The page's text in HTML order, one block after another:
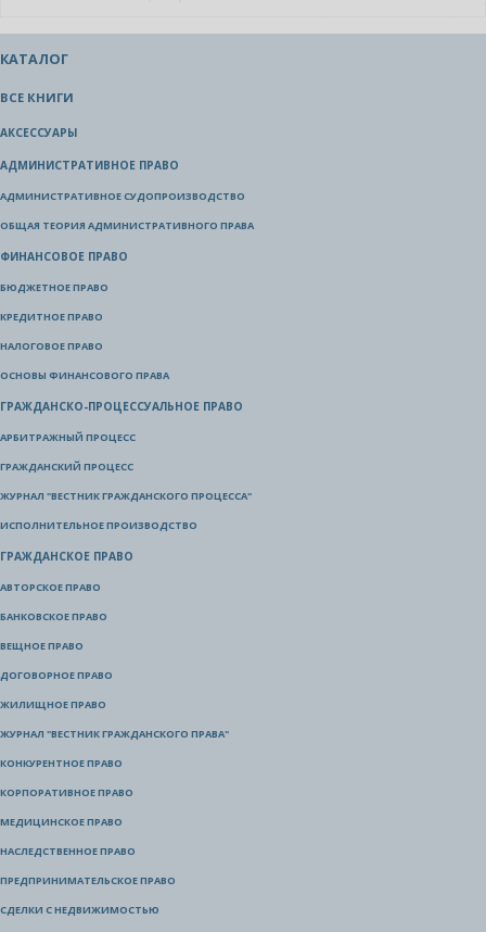
КАТАЛОГ
ВСЕ КНИГИ
АКСЕССУАРЫ
АДМИНИСТРАТИВНОЕ ПРАВО
АДМИНИСТРАТИВНОЕ СУДОПРОИЗВОДСТВО
ОБЩАЯ ТЕОРИЯ АДМИНИСТРАТИВНОГО ПРАВА
ФИНАНСОВОЕ ПРАВО
БЮДЖЕТНОЕ ПРАВО
КРЕДИТНОЕ ПРАВО
НАЛОГОВОЕ ПРАВО
ОСНОВЫ ФИНАНСОВОГО ПРАВА
ГРАЖДАНСКО-ПРОЦЕССУАЛЬНОЕ ПРАВО
АРБИТРАЖНЫЙ ПРОЦЕСС
ГРАЖДАНСКИЙ ПРОЦЕСС
ЖУРНАЛ "ВЕСТНИК ГРАЖДАНСКОГО ПРОЦЕССА"
ИСПОЛНИТЕЛЬНОЕ ПРОИЗВОДСТВО
ГРАЖДАНСКОЕ ПРАВО
АВТОРСКОЕ ПРАВО
БАНКОВСКОЕ ПРАВО
ВЕЩНОЕ ПРАВО
ДОГОВОРНОЕ ПРАВО
ЖИЛИЩНОЕ ПРАВО
ЖУРНАЛ "ВЕСТНИК ГРАЖДАНСКОГО ПРАВА"
КОНКУРЕНТНОЕ ПРАВО
КОРПОРАТИВНОЕ ПРАВО
МЕДИЦИНСКОЕ ПРАВО
НАСЛЕДСТВЕННОЕ ПРАВО
ПРЕДПРИНИМАТЕЛЬСКОЕ ПРАВО
СДЕЛКИ С НЕДВИЖИМОСТЬЮ